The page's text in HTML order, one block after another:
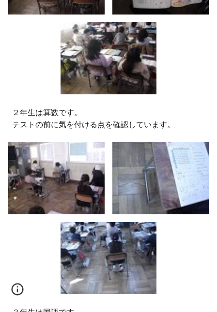
２年生は算数です。
テストの前に気を付ける点を確認しています。